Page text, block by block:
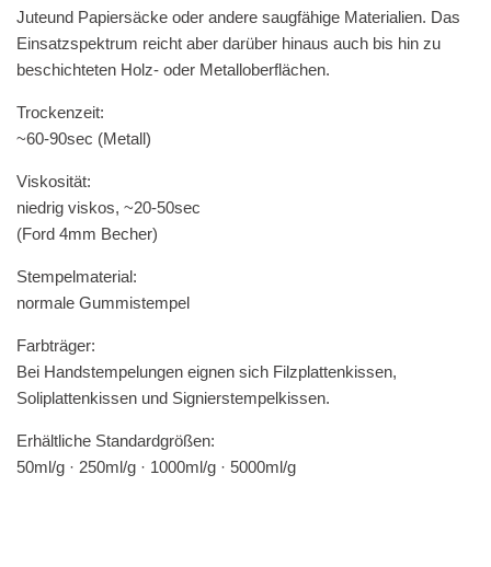
Juteund Papiersäcke oder andere saugfähige Materialien. Das
Einsatzspektrum reicht aber darüber hinaus auch bis hin zu
beschichteten Holz- oder Metalloberflächen.
Trockenzeit:
~60-90sec (Metall)
Viskosität:
niedrig viskos, ~20-50sec
(Ford 4mm Becher)
Stempelmaterial:
normale Gummistempel
Farbträger:
Bei Handstempelungen eignen sich Filzplattenkissen,
Soliplattenkissen und Signierstempelkissen.
Erhältliche Standardgrößen:
50ml/g · 250ml/g · 1000ml/g · 5000ml/g